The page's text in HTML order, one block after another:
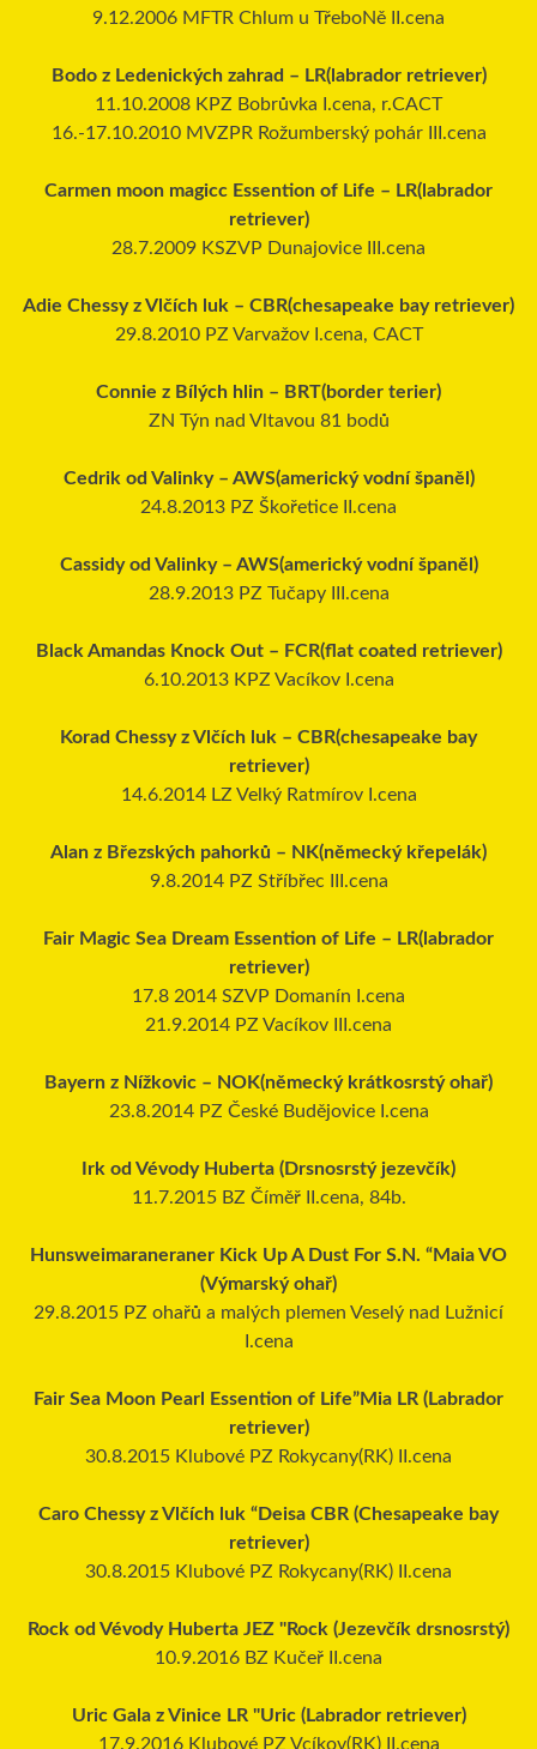
9.12.2006 MFTR Chlum u TřeboNě II.cena
Bodo z Ledenických zahrad – LR(labrador retriever)
11.10.2008 KPZ Bobrůvka I.cena, r.CACT
16.-17.10.2010 MVZPR Rožumberský pohár III.cena
Carmen moon magicc Essention of Life – LR(labrador
retriever)
28.7.2009 KSZVP Dunajovice III.cena
Adie Chessy z Vlčích luk – CBR(chesapeake bay retriever)
29.8.2010 PZ Varvažov I.cena, CACT
Connie z Bílých hlin – BRT(border terier)
ZN Týn nad Vltavou 81 bodů
Cedrik od Valinky – AWS(americký vodní španěl)
24.8.2013 PZ Škořetice II.cena
Cassidy od Valinky – AWS(americký vodní španěl)
28.9.2013 PZ Tučapy III.cena
Black Amandas Knock Out – FCR(flat coated retriever)
6.10.2013 KPZ Vacíkov I.cena
Korad Chessy z Vlčích luk – CBR(chesapeake bay
retriever)
14.6.2014 LZ Velký Ratmírov I.cena
Alan z Březských pahorků – NK(německý křepelák)
9.8.2014 PZ Stříbřec III.cena
Fair Magic Sea Dream Essention of Life – LR(labrador
retriever)
17.8 2014 SZVP Domanín I.cena
21.9.2014 PZ Vacíkov III.cena
Bayern z Nížkovic – NOK(německý krátkosrstý ohař)
23.8.2014 PZ České Budějovice I.cena
Irk od Vévody Huberta (Drsnosrstý jezevčík)
11.7.2015 BZ Číměř II.cena, 84b.
Hunsweimaraneraner Kick Up A Dust For S.N. “Maia VO
(Výmarský ohař)
29.8.2015 PZ ohařů a malých plemen Veselý nad Lužnicí
I.cena
Fair Sea Moon Pearl Essention of Life”Mia LR (Labrador
retriever)
30.8.2015 Klubové PZ Rokycany(RK) II.cena
Caro Chessy z Vlčích luk “Deisa CBR (Chesapeake bay
retriever)
30.8.2015 Klubové PZ Rokycany(RK) II.cena
Rock od Vévody Huberta JEZ "Rock (Jezevčík drsnosrstý)
10.9.2016 BZ Kučeř II.cena
Uric Gala z Vinice LR "Uric (Labrador retriever)
17.9.2016 Klubové PZ Vcíkov(RK) II.cena